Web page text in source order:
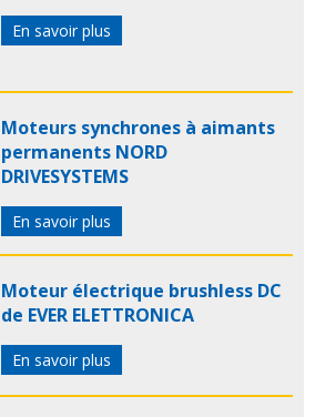
En savoir plus
Moteurs synchrones à aimants
permanents NORD
DRIVESYSTEMS
En savoir plus
Moteur électrique brushless DC
de EVER ELETTRONICA
En savoir plus